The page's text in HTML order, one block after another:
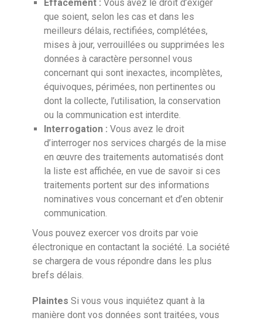
Effacement : Vous avez le droit d’exiger
que soient, selon les cas et dans les
meilleurs délais, rectifiées, complétées,
mises à jour, verrouillées ou supprimées les
données à caractère personnel vous
concernant qui sont inexactes, incomplètes,
équivoques, périmées, non pertinentes ou
dont la collecte, l’utilisation, la conservation
ou la communication est interdite.
Interrogation : Vous avez le droit
d’interroger nos services chargés de la mise
en œuvre des traitements automatisés dont
la liste est affichée, en vue de savoir si ces
traitements portent sur des informations
nominatives vous concernant et d’en obtenir
communication.
Vous pouvez exercer vos droits par voie
électronique en contactant la société. La société
se chargera de vous répondre dans les plus
brefs délais.
Plaintes Si vous vous inquiétez quant à la
manière dont vos données sont traitées, vous